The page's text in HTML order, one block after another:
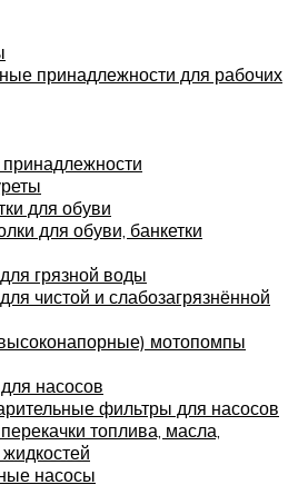
принадлежности для рабочих
для обуви
для обуви, банкетки
грязной воды
чистой и слабозагрязнённой
мотопомпы
насосов
фильтры для насосов
топлива, масла,
насосы